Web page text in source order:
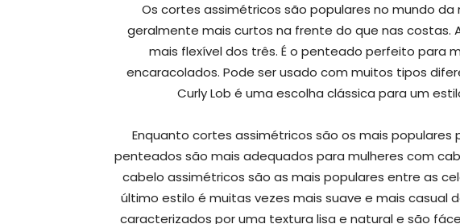
Os cortes assimétricos são populares no mundo da
geralmente mais curtos na frente do que nas costas.
mais flexível dos três. É o penteado perfeito para
encaracolados. Pode ser usado com muitos tipos
Curly Lob é uma escolha clássica para um
Enquanto cortes assimétricos são os mais populares
penteados são mais adequados para mulheres com
cabelo assimétricos são as mais populares entre as
último estilo é muitas vezes mais suave e mais casual
caracterizados por uma textura lisa e natural e são